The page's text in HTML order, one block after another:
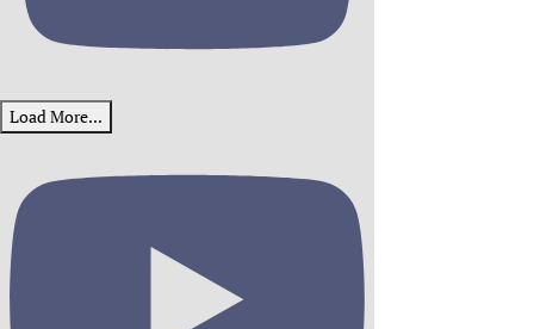
Load More...